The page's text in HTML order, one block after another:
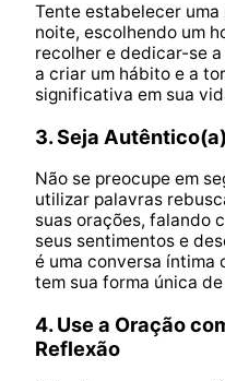
Tente estabelecer
noite, escolhendo um
recolher e dedicar-se
a criar um hábito e a
significativa em sua
3. Seja Autêntico(a)
Não se preocupe em
utilizar palavras
suas orações, falando
seus sentimentos e
é uma conversa íntima
tem sua forma única
4. Use a Oração
Reflexão